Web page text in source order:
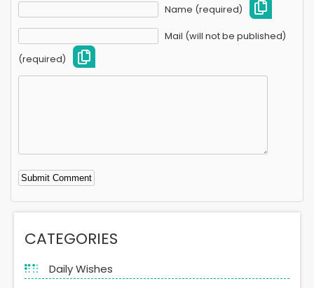
Name (required)
Mail (will not be published)
(required)
Alternative:
CATEGORIES
Daily Wishes